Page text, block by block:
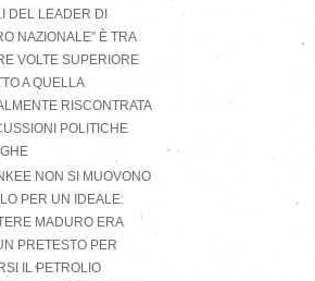
DEL LEADER DI
NAZIONALE” È TRA
VOLTE SUPERIORE
A QUELLA
RISCONTRATA
POLITICHE
NON SI MUOVONO
PER UN IDEALE:
MADURO ERA
PRETESTO PER
IL PETROLIO